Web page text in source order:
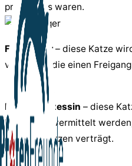
problemlos waren.
Freigänger – diese Katze
vermittelt, die einen
Prinz/ Prinzessin – diese
Einzelplatz vermittelt
anderen Katzen verträgt.